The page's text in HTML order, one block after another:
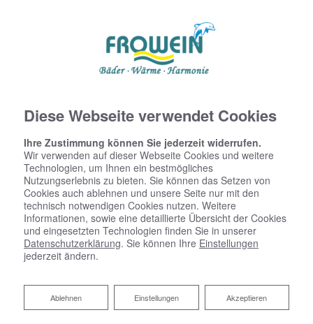
Diese Webseite verwendet Cookies
Ihre Zustimmung können Sie jederzeit widerrufen.
Wir verwenden auf dieser Webseite Cookies und weitere
Technologien, um Ihnen ein bestmögliches
Nutzungserlebnis zu bieten. Sie können das Setzen von
Cookies auch ablehnen und unsere Seite nur mit den
technisch notwendigen Cookies nutzen. Weitere
Informationen, sowie eine detaillierte Übersicht der Cookies
und eingesetzten Technologien finden Sie in unserer
Datenschutzerklärung. Sie können Ihre Einstellungen
jederzeit ändern.
Akzeptieren
Einstellungen
Ablehnen
Ablehnen